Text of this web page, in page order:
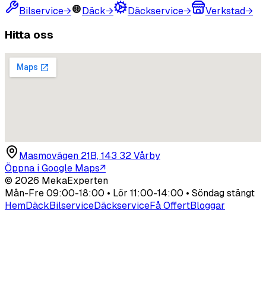
Bilservice→ Däck→ Däckservice→ Verkstad→
Hitta oss
Masmovägen 21B, 143 32 Vårby
Öppna i Google Maps↗
© 2026 MekaExperten
Mån-Fre 09:00-18:00 • Lör 11:00-14:00 • Söndag stängt
HemDäck BilserviceDäckserviceFå OffertBloggar